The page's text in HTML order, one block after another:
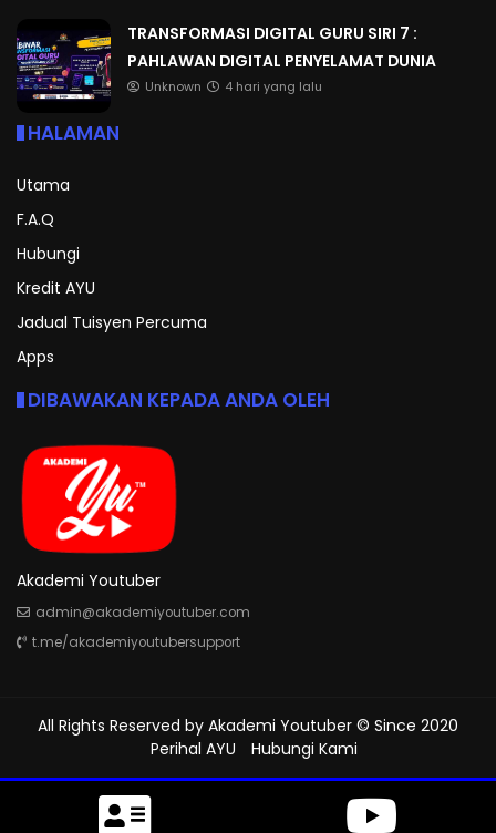
TRANSFORMASI DIGITAL GURU SIRI 7 :
PAHLAWAN DIGITAL PENYELAMAT DUNIA
Unknown 4 hari yang lalu
HALAMAN
Utama
F.A.Q
Hubungi
Kredit AYU
Jadual Tuisyen Percuma
Apps
DIBAWAKAN KEPADA ANDA OLEH
Akademi Youtuber
admin@akademiyoutuber.com
t.me/akademiyoutubersupport
All Rights Reserved by Akademi Youtuber © Since 2020
Perihal AYU
Hubungi Kami